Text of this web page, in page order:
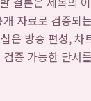
자료로 검증되
은 방송 편성, 차
증 가능한 단서